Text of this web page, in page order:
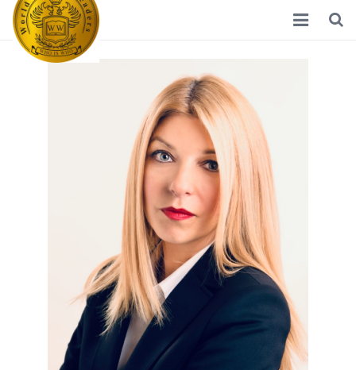
Home
Διεθνείς Γυναίκες Ηγέτες